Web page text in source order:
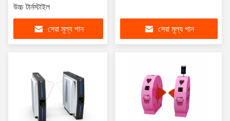
উচ্চ টার্নস্টাইল
সেরা মূল্য পান সেরা মূল্য পান